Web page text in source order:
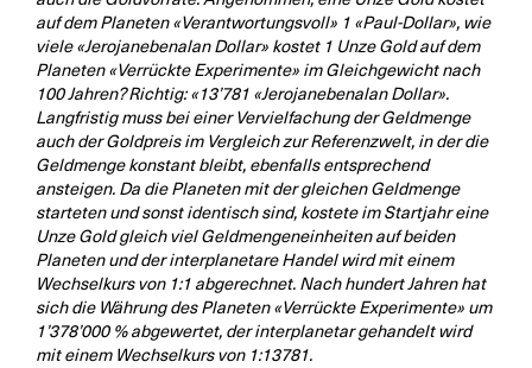
auf dem Planeten «Verantwortungsvoll» 1 «Paul-Dollar», wie
viele «Jerojanebenalan Dollar» kostet 1 Unze Gold auf dem
Planeten «Verrückte Experimente» im Gleichgewicht nach
100 Jahren? Richtig: «13’781 «Jerojanebenalan Dollar».
Langfristig muss bei einer Vervielfachung der Geldmenge
auch der Goldpreis im Vergleich zur Referenzwelt, in der die
Geldmenge konstant bleibt, ebenfalls entsprechend
ansteigen. Da die Planeten mit der gleichen Geldmenge
starteten und sonst identisch sind, kostete im Startjahr eine
Unze Gold gleich viel Geldmengeneinheiten auf beiden
Planeten und der interplanetare Handel wird mit einem
Wechselkurs von 1:1 abgerechnet. Nach hundert Jahren hat
sich die Währung des Planeten «Verrückte Experimente» um
1’378’000 % abgewertet, der interplanetar gehandelt wird
mit einem Wechselkurs von 1:13781.